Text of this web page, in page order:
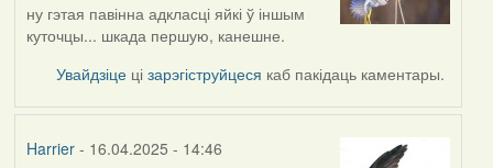
ну гэтая павінна адкласці яйкі ў іншым
куточцы... шкада першую, канешне.
Увайдзіце цізарэгіструйцеся каб пакідаць каментары.
Harrier- 16.04.2025 - 14:46